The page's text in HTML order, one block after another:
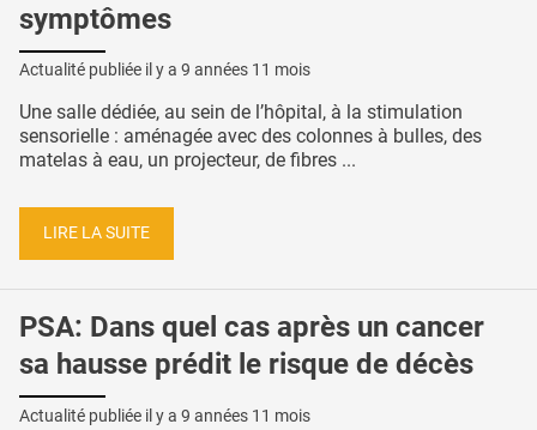
symptômes
Actualité publiée il y a 9 années 11 mois
Une salle dédiée, au sein de l’hôpital, à la stimulation
sensorielle : aménagée avec des colonnes à bulles, des
matelas à eau, un projecteur, de fibres ...
LIRE LA SUITE
PSA: Dans quel cas après un cancer
sa hausse prédit le risque de décès
Actualité publiée il y a 9 années 11 mois